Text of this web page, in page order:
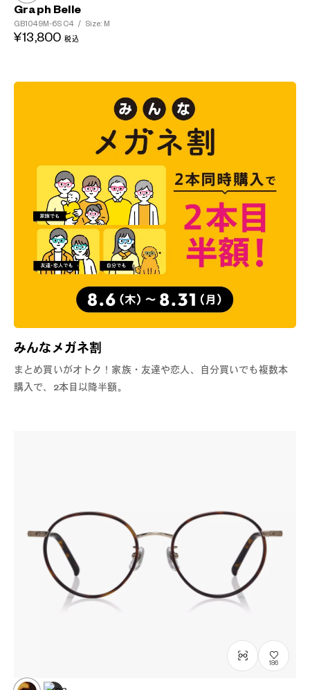
みんなメガネ割
まとめ買いがオトク！家族・友達や恋人、自分買いでも複数本
購入で、2本目以降半額。
Graph Belle
GB1049M-6S C4 / Size: M
¥13,800 税込
186